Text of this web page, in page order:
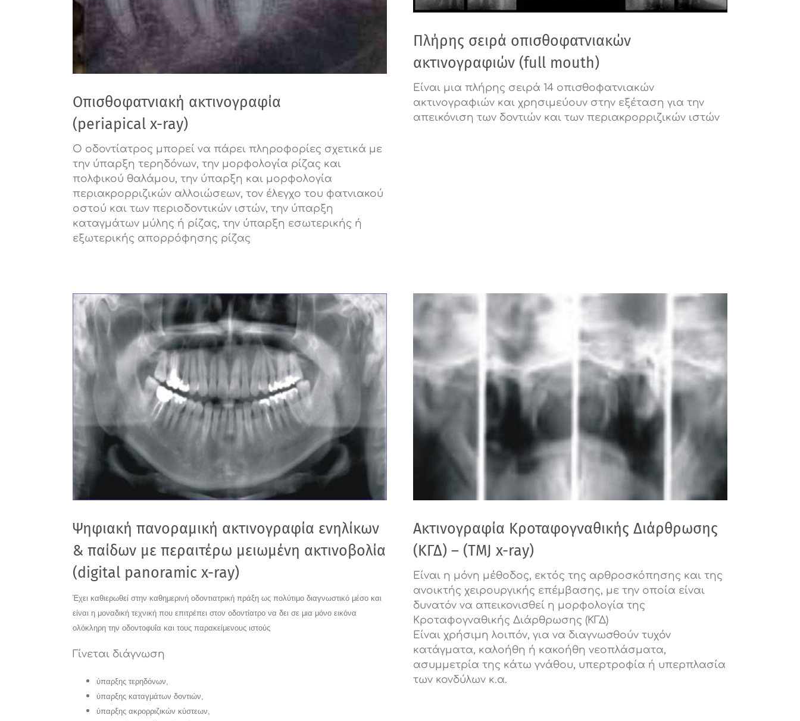
Οπισθοφατνιακή ακτινογραφία
(periapical x-ray)
Ο οδοντίατρος μπορεί να πάρει πληροφορίες σχετικά με
την ύπαρξη τερηδόνων, την μορφολογία ρίζας και
πολφικού θαλάμου, την ύπαρξη και μορφολογία
περιακρορριζικών αλλοιώσεων, τον έλεγχο του φατνιακού
οστού και των περιοδοντικών ιστών, την ύπαρξη
καταγμάτων μύλης ή ρίζας, την ύπαρξη εσωτερικής ή
εξωτερικής απορρόφησης ρίζας
Πλήρης σειρά οπισθοφατνιακών
ακτινογραφιών (full mouth)
Είναι μια πλήρης σειρά 14 οπισθοφατνιακών
ακτινογραφιών και χρησιμεύουν στην εξέταση για την
απεικόνιση των δοντιών και των περιακρορριζικών ιστών
Ψηφιακή πανοραμική ακτινογραφία ενηλίκων
& παίδων με περαιτέρω μειωμένη ακτινοβολία
(digital panoramic x-ray)
Έχει καθιερωθεί στην καθημερινή οδοντιατρική πράξη ως πολύτιμο διαγνωστικό μέσο και
είναι η μοναδική τεχνική που επιτρέπει στον οδοντίατρο να δει σε μια μόνο εικόνα
ολόκληρη την οδοντοφυΐα και τους παρακείμενους ιστούς
Γίνεται διάγνωση
ύπαρξης τερηδόνων,
ύπαρξης καταγμάτων δοντιών,
ύπαρξης ακρορριζικών κύστεων,
Ακτινογραφία Κροταφογναθικής Διάρθρωσης
(ΚΓΔ) – (TMJ x-ray)
Είναι η μόνη μέθοδος, εκτός της αρθροσκόπησης και της
ανοικτής χειρουργικής επέμβασης, με την οποία είναι
δυνατόν να απεικονισθεί η μορφολογία της
Κροταφογναθικής Διάρθρωσης (ΚΓΔ)
Είναι χρήσιμη λοιπόν, για να διαγνωσθούν τυχόν
κατάγματα, καλοήθη ή κακοήθη νεοπλάσματα,
ασυμμετρία της κάτω γνάθου, υπερτροφία ή υπερπλασία
των κονδύλων κ.α.